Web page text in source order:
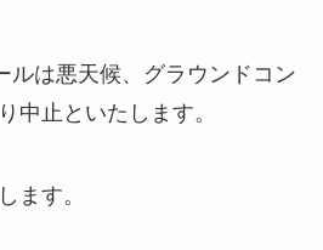
ルは悪天候、グラウンドコン
中止といたします。
ます。